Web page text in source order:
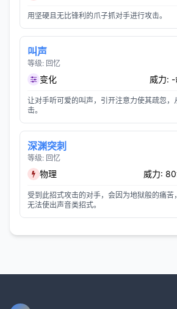
用坚硬且无比锋利的爪子抓对手进行攻击。
叫声
等级: 回忆
变化 威力: -
让对手听可爱的叫声，引开注意力使其疏忽，
击。
深渊突刺
等级: 回忆
物理 威力: 80
受到此招式攻击的对手，会因为地狱般的痛苦
无法使出声音类招式。